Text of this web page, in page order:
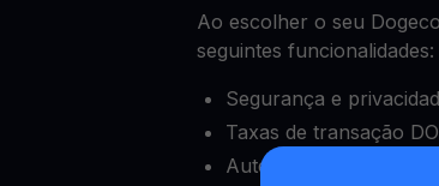
Ao escolher o seu
seguintes funcionalidades:
Segurança e
Taxas de transação
Autenticação de dois